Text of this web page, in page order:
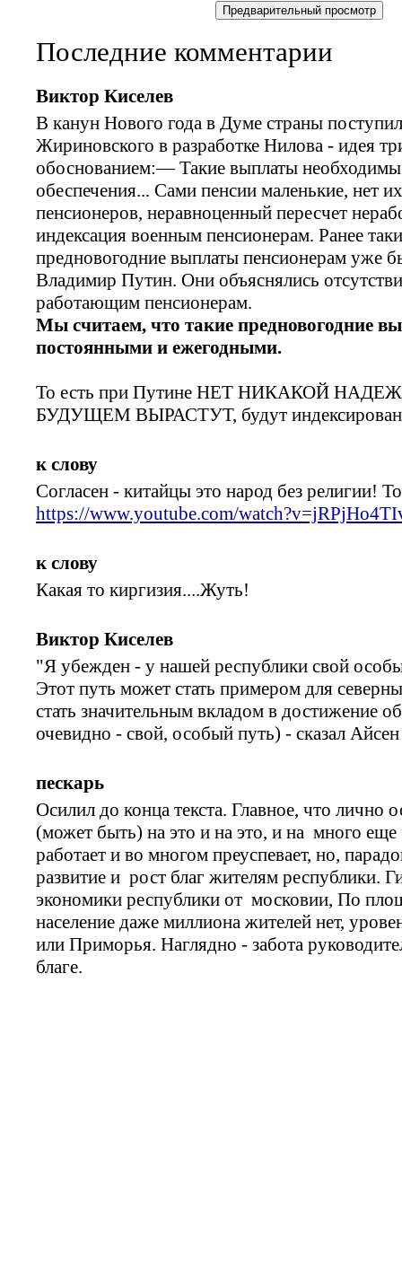
-
-
Последние комментарии
Виктор Киселев
В канун Нового года в Думе страны
Жириновского в разработке Нилова - идея
обоснованием:— Такие выплаты необходимы
обеспечения... Сами пенсии маленькие, нет
пенсионеров, неравноценный пересчет
индексация военным пенсионерам. Ранее
предновогодние выплаты пенсионерам уже
Владимир Путин. Они объяснялись
работающим пенсионерам.
Мы считаем, что такие предновогодние
постоянными и ежегодными.
То есть при Путине НЕТ НИКАКОЙ
БУДУЩЕМ ВЫРАСТУТ, будут
к слову
Согласен - китайцы это народ без религии!
https://www.youtube.com/
к слову
Какая то киргизия....Жуть!
Виктор Киселев
"Я убежден - у нашей республики свой
Этот путь может стать примером для
стать значительным вкладом в достижение
очевидно - свой, особый путь) - сказал
пескарь
Осилил до конца текста. Главное, что лично
(может быть) на это и на это, и на много еще
работает и во многом преуспевает, но,
развитие и рост благ жителям республики.
экономики республики от московии, По
население даже миллиона жителей нет,
или Приморья. Наглядно - забота
благе.